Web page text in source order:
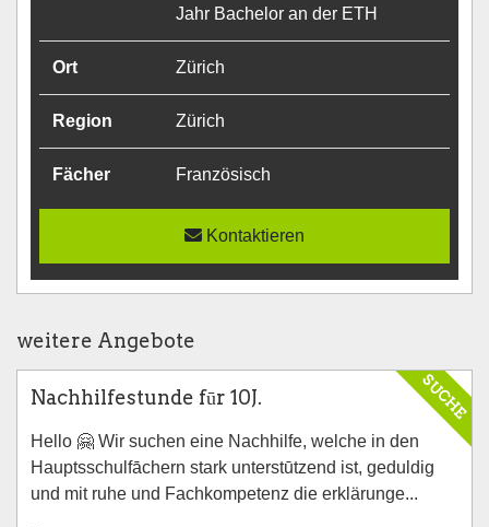
Jahr Bachelor an der ETH
Ort Zürich
Region Zürich
Fächer Französisch
Kontaktieren
weitere Angebote
SUCHE
Nachhilfestunde fūr 10J.
Hello 🤗 Wir suchen eine Nachhilfe, welche in den
Hauptsschulfāchern stark unterstūtzend ist, geduldig
und mit ruhe und Fachkompetenz die erklärunge...